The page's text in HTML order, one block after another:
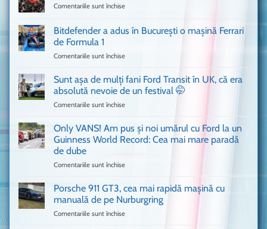
Comentariile sunt închise
Ferrari
cum
văzut
Bitdefender a adus în București o mașină Ferrari
de Formula 1
Comentariile sunt închise
a
în
mașină
Ferrari
Sunt așa de mulți fani Ford Transit în UK, că era
absolută nevoie de un festival 🤭
Comentariile sunt închise
așa
mulți
în
UK,
Only VANS! Am pus și noi umărul cu Ford la un
Guinness World Record: Cea mai mare paradă
de dube
Comentariile sunt închise
VANS!
Am
pus
Porsche 911 GT3, cea mai rapidă mașină cu
manuală de pe Nurburgring
Comentariile sunt închise